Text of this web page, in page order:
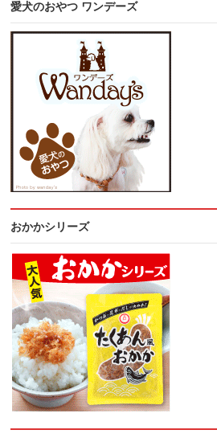
愛犬のおやつ ワンデーズ
おかかシリーズ